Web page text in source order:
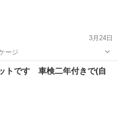
3月24日
ージ
フィットハイブリッド
トです 車検二年付きで(自